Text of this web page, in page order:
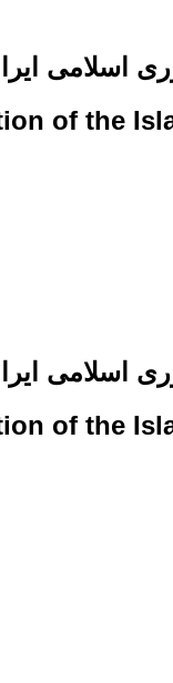
اسلامی
of the
اسلامی
of the